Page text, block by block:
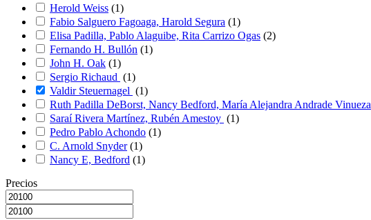
Herold Weiss (1)
Fabio Salguero Fagoaga, Harold Segura (1)
Elisa Padilla, Pablo Alaguibe, Rita Carrizo Ogas (2)
Fernando H. Bullón (1)
John H. Oak (1)
Sergio Richaud (1)
Valdir Steuernagel (1)
Ruth Padilla DeBorst, Nancy Bedford, María Alejandra Andrade Vinueza
Saraí Rivera Martínez, Rubén Amestoy (1)
Pedro Pablo Achondo (1)
C. Arnold Snyder (1)
Nancy E, Bedford (1)
Precios